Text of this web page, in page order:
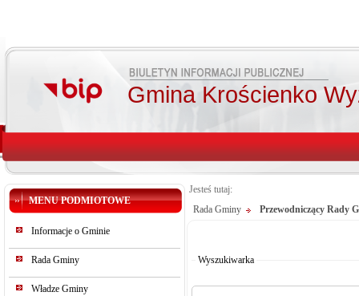
Gmina Krościenko
MENU PODMIOTOWE
Informacje o Gminie
Rada Gminy
Władze Gminy
Jesteś tutaj:
Rada Gminy
Przewodniczący Rady
Wyszukiwarka